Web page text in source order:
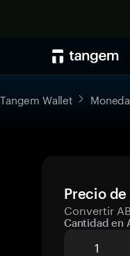
Tangem Wallet
Precio
Convertir
Cantidad en